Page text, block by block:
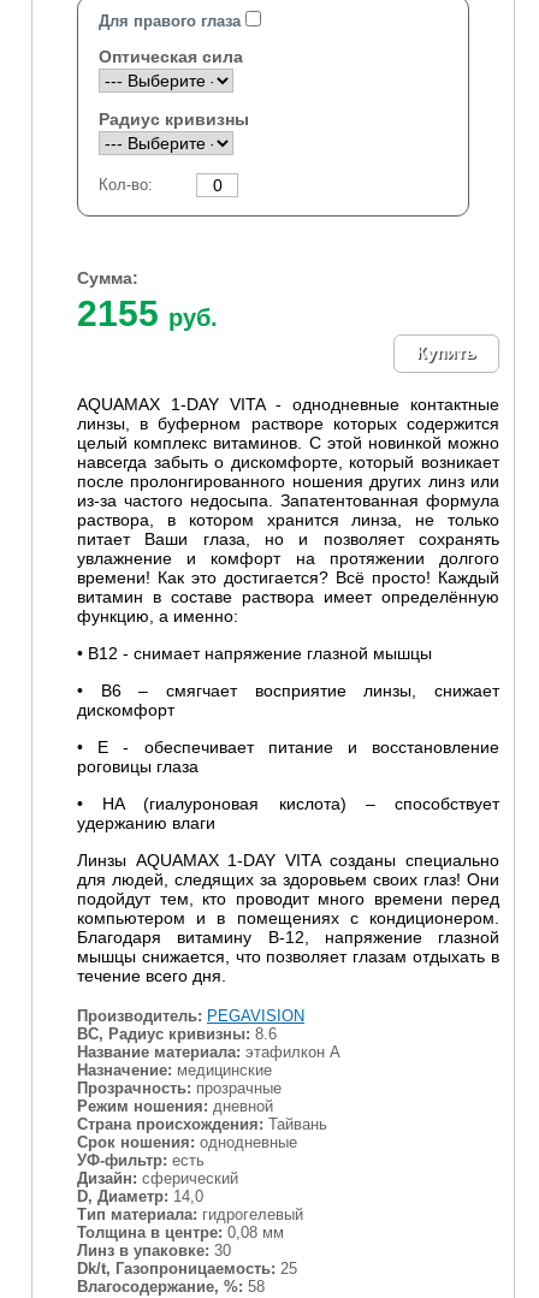
Для правого глаза
Оптическая сила
Радиус кривизны
Кол-во:
Сумма:
2155 руб.
AQUAMAX 1-DAY VITA - однодневные контактные
линзы, в буферном растворе которых содержится
целый комплекс витаминов. С этой новинкой можно
навсегда забыть о дискомфорте, который возникает
после пролонгированного ношения других линз или
из-за частого недосыпа. Запатентованная формула
раствора, в котором хранится линза, не только
питает Ваши глаза, но и позволяет сохранять
увлажнение и комфорт на протяжении долгого
времени! Как это достигается? Всё просто! Каждый
витамин в составе раствора имеет определённую
функцию, а именно:
• В12 - снимает напряжение глазной мышцы
• В6 – смягчает восприятие линзы, снижает
дискомфорт
• Е - обеспечивает питание и восстановление
роговицы глаза
• HA (гиалуроновая кислота) – способствует
удержанию влаги
Линзы AQUAMAX 1-DAY VITAсозданы специально
для людей, следящих за здоровьем своих глаз! Они
подойдут тем, кто проводит много времени перед
компьютером и в помещениях с кондиционером.
Благодаря витамину В-12, напряжение глазной
мышцы снижается, что позволяет глазам отдыхать в
течение всего дня.
Производитель: PEGAVISION
BC, Радиус кривизны: 8.6
Название материала: этафилкон А
Назначение: медицинские
Прозрачность: прозрачные
Режим ношения: дневной
Страна происхождения: Тайвань
Срок ношения: однодневные
УФ-фильтр: есть
Дизайн: сферический
D, Диаметр: 14,0
Тип материала: гидрогелевый
Толщина в центре: 0,08 мм
Линз в упаковке: 30
Dk/t, Газопроницаемость: 25
Влагосодержание, %: 58